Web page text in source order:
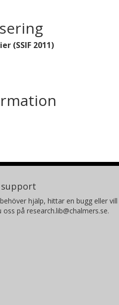
(SSIF 2011)
support
hjälp, hittar en bugg eller vill
oss på research.lib@chalmers.se.